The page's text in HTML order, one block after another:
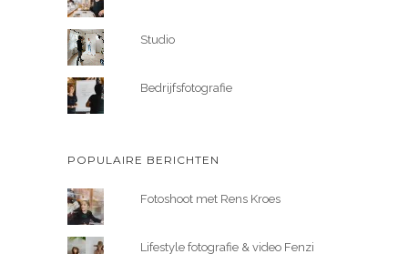
Studio
Bedrijfsfotografie
POPULAIRE BERICHTEN
Fotoshoot met Rens Kroes
Lifestyle fotografie & video Fenzi